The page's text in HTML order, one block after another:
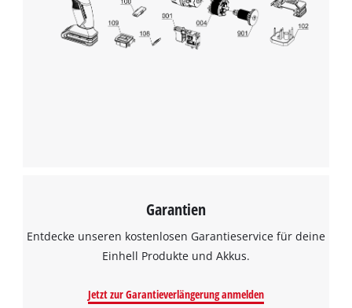
Garantien
Entdecke unseren kostenlosen Garantieservice für deine
Einhell Produkte und Akkus.
Jetzt zur Garantieverlängerung anmelden